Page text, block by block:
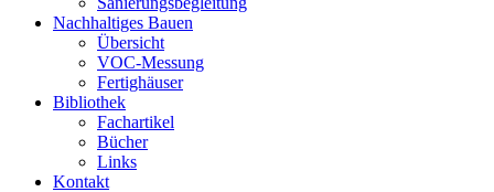
Nachhaltiges Bauen
Übersicht
VOC-Messung
Fertighäuser
Bibliothek
Fachartikel
Bücher
Links
Kontakt